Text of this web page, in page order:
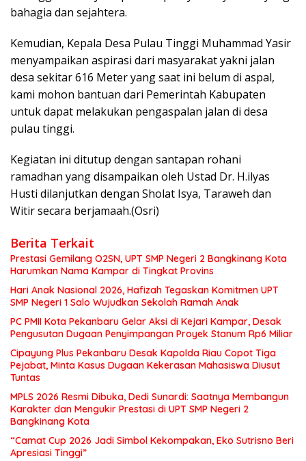
bahagia dan sejahtera.
Kemudian, Kepala Desa Pulau Tinggi Muhammad Yasir
menyampaikan aspirasi dari masyarakat yakni jalan
desa sekitar 616 Meter yang saat ini belum di aspal,
kami mohon bantuan dari Pemerintah Kabupaten
untuk dapat melakukan pengaspalan jalan di desa
pulau tinggi.
Kegiatan ini ditutup dengan santapan rohani
ramadhan yang disampaikan oleh Ustad Dr. H.ilyas
Husti dilanjutkan dengan Sholat Isya, Taraweh dan
Witir secara berjamaah.(Osri)
Berita Terkait
Prestasi Gemilang O2SN, UPT SMP Negeri 2 Bangkinang Kota
Harumkan Nama Kampar di Tingkat Provins
Hari Anak Nasional 2026, Hafizah Tegaskan Komitmen UPT
SMP Negeri 1 Salo Wujudkan Sekolah Ramah Anak
PC PMII Kota Pekanbaru Gelar Aksi di Kejari Kampar, Desak
Pengusutan Dugaan Penyimpangan Proyek Stanum Rp6 Miliar
Cipayung Plus Pekanbaru Desak Kapolda Riau Copot Tiga
Pejabat, Minta Kasus Dugaan Kekerasan Mahasiswa Diusut
Tuntas
MPLS 2026 Resmi Dibuka, Dedi Sunardi: Saatnya Membangun
Karakter dan Mengukir Prestasi di UPT SMP Negeri 2
Bangkinang Kota
“Camat Cup 2026 Jadi Simbol Kekompakan, Eko Sutrisno Beri
Apresiasi Tinggi”